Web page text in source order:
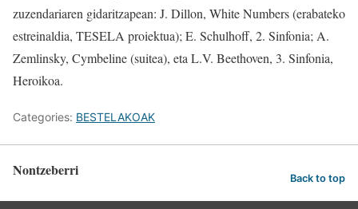
zuzendariaren gidaritzapean: J. Dillon, White Numbers (erabateko
estreinaldia, TESELA proiektua); E. Schulhoff, 2. Sinfonia; A.
Zemlinsky, Cymbeline (suitea), eta L.V. Beethoven, 3. Sinfonia,
Heroikoa.
Categories: BESTELAKOAK
Nontzeberri Back to top